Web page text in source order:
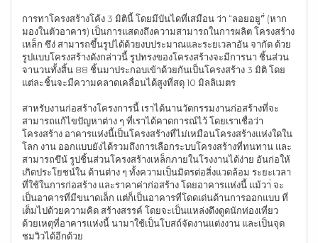
การทาโครงสร้างโค้ง 3 มิตินี้ โดยมีบันไดที่เสมือน ว่า “ลอยอยู”่ (หาก
มองในตัวอาคาร) เป็นการแสดงถึงความสามารถในการผลิต โครงสร้าง
เหล็ก ซึง่ สามารถขึ้นรูปได้ด้วยงบประมาณและระยเวลาอัน จากัด ด้วย
รูปแบบโครงสร้างดังกล่าวนี้ รูปทรงของโครงสร้างจะมีการนา ชิ้นส่วน
จานวนทั้งสิ้น 88 ชิ้นมาประกอบเข้าด้วยกันเป็นโครงสร้าง 3 มิติ โดย
แต่ละชิ้นจะมีความคลาดเคลื่อนได้สูงที่สดุ 10 มิลลิเมตร
สาหรับงานก่อสร้างโครงการนี้ เราได้นานวัตกรรมงานก่อสร้างที่จะ
สามารถแก้ไขปัญหาต่าง ๆ ที่เราได้คาดการณ์ไว้ โดยเราเชื่อว่า
โครงสร้าง อาคารแห่งนี้เป็นโครงสร้างที่ไม่เหมือนโครงสร้างแห่งใดใน
โลก งาน ออกแบบยังได้รวมถึงการเลือกระบบโครงสร้างที่ทนทาน และ
สามารถขึน้ รูปชิ้นส่วนโครงสร้างเหล็กภายในโรงงานได้ง่าย อันก่อให้
เกิดประโยชน์ใน ด้านต่าง ๆ ทั้งความเป็นมิตรต่อสิ่งแวดล้อม ระยะเวลา
ที่ใช้ในการก่อสร้าง และราคาค่าก่อสร้าง โดยอาคารแห่งนี้ แม้วา่ จะ
เป็นอาคารที่มีขนาดเล็ก แต่ก็เป็นอาคารที่โดดเด่นด้านการออกแบบ ที่
เต็มไปด้วยความคิด สร้างสรรค์ โดยจะเป็นแหล่งดึงดูดนักท่องเที่ยว
ด้วยเหตุที่อาคารแห่งนี้ นามาใช้เป็นโบสถ์จัดงานแต่งงาน และเป็นจุด
ชมวิวได้อีกด้วย